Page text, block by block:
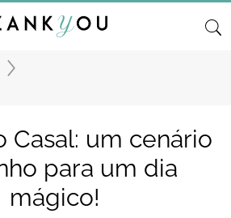
Casal: um cenário
para um dia
mágico!